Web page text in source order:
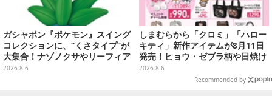
ガシャポン『ポケモン』スイング
コレクションに、“くさタイプ”が
大集合！ナゾノクサやリーフィア
など全5種が仲間入り
2026.8.6
しまむらから「クロミ」「ハロー
キティ」新作アイテムが8月11日
発売！ヒョウ・ゼブラ柄や日焼け
デザインの可愛い雑貨・アパレル
2026.8.6
Recommended by